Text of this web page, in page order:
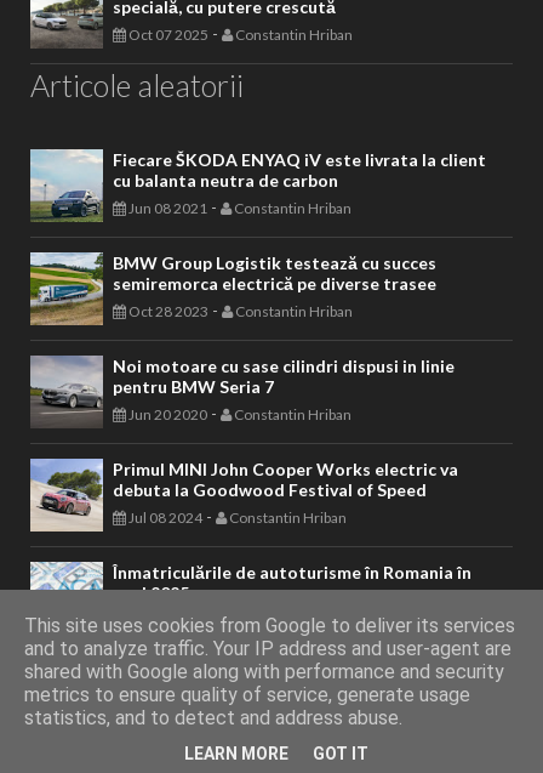
specială, cu putere crescută
Oct 07 2025 - Constantin Hriban
Articole aleatorii
Fiecare ŠKODA ENYAQ iV este livrata la client
cu balanta neutra de carbon
Jun 08 2021 - Constantin Hriban
BMW Group Logistik testează cu succes
semiremorca electrică pe diverse trasee
Oct 28 2023 - Constantin Hriban
Noi motoare cu sase cilindri dispusi in linie
pentru BMW Seria 7
Jun 20 2020 - Constantin Hriban
Primul MINI John Cooper Works electric va
debuta la Goodwood Festival of Speed
Jul 08 2024- Constantin Hriban
Înmatriculările de autoturisme în Romania în
anul 2025
Jan 11 2026- Constantin Hriban
AUTOVITAL - Blog AutoCopyright © 2011 - 2026. Toate drepturile
This site uses cookies from Google to deliver its services
and to analyze traffic. Your IP address and user-agent are
shared with Google along with performance and security
metrics to ensure quality of service, generate usage
statistics, and to detect and address abuse.
LEARN MORE GOT IT